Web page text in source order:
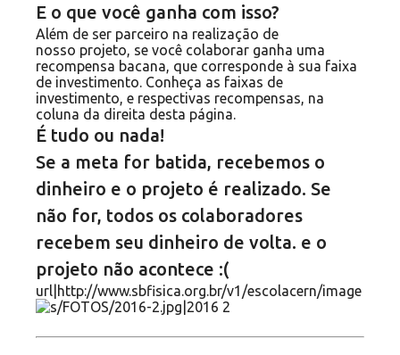
E o que você ganha com isso?
Além de ser parceiro na realização de
nosso projeto, se você colaborar ganha uma
recompensa bacana, que corresponde à sua faixa
de investimento. Conheça as faixas de
investimento, e respectivas recompensas, na
coluna da direita desta página.
É tudo ou nada!
Se a meta for batida, recebemos o
dinheiro e o projeto é realizado. Se
não for, todos os colaboradores
recebem seu dinheiro de volta. e o
projeto não acontece :(